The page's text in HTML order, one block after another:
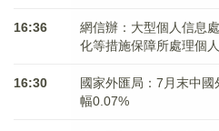
16:36
網信辦：大型個人信息
化等措施保障所處理個
16:30
國家外匯局：7月末中
幅0.07%